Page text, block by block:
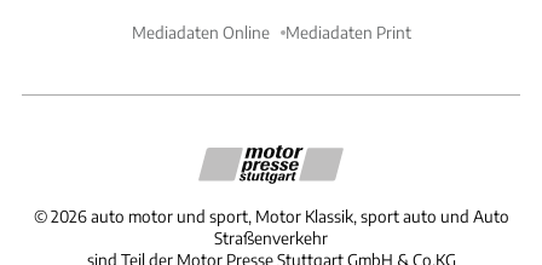
Mediadaten Online Mediadaten Print
©2026 auto motor und sport, Motor Klassik, sport auto und Auto
Straßenverkehr
sind Teil der Motor Presse Stuttgart GmbH & Co.KG